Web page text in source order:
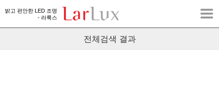
밝고 편안한 LED 조명
- 라룩스
전체검색 결과